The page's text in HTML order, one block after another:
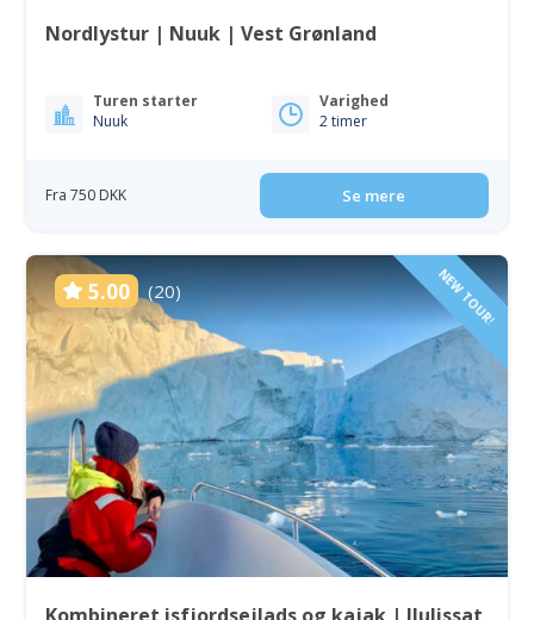
Nordlystur | Nuuk | Vest Grønland
Turen starter
Nuuk
Varighed
2 timer
Fra 750 DKK Se mere
5.00 (20) NEW TOUR!